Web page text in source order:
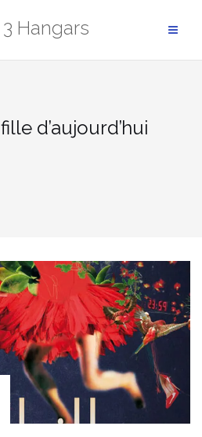
Hangars
d’aujourd’hui